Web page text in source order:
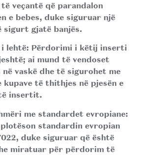
veçantë që parandalon
e bebes, duke siguruar një
sigurt gjatë banjës.
lehtë: Përdorimi i këtij inserti
ai mund të vendoset
vaskë dhe të sigurohet me
kupave të thithjes në pjesën e
insertit.
me standardet evropiane:
standardin evropian
duke siguruar që është
miratuar për përdorim të